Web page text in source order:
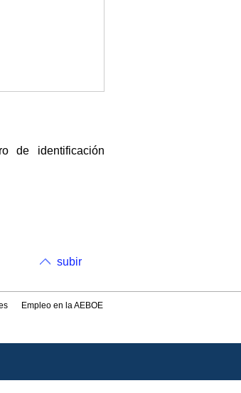
de identificación
subir
Empleo en la AEBOE